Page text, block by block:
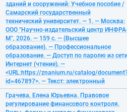
зданий и сооружений: Учебное пособие /
Самарский государственный
технический университет. — 1. — Москва:
ООО "Научно-издательский центр
М", 2026. — 159 с. — (Высшее
образование). — Профессиональное
образование. — Доступ по паролю из
Интернет (чтение). —
<URL:https://znanium.ru/catalog/
id=467897>. — Текст: электронный
Грачева, Елена Юрьевна. Правовое
регулирование финансового контроля.